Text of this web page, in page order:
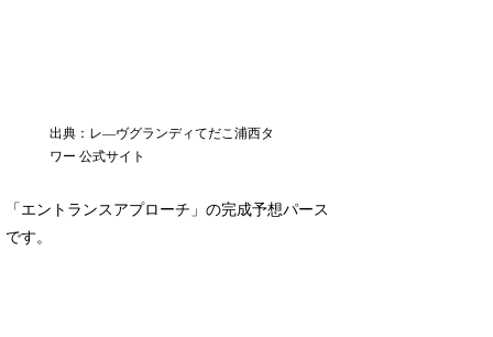
出典：レ―ヴグランディてだこ浦西タ
ワー 公式サイト
「エントランスアプローチ」の完成予想パース
です。